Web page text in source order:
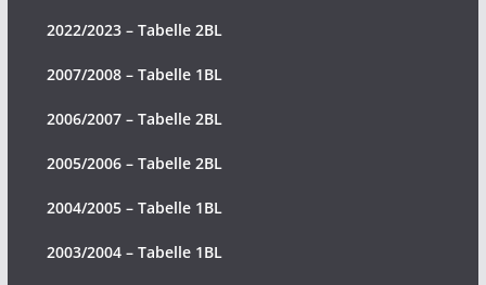
2022/2023 – Tabelle 2BL
2007/2008 – Tabelle 1BL
2006/2007 – Tabelle 2BL
2005/2006 – Tabelle 2BL
2004/2005 – Tabelle 1BL
2003/2004 – Tabelle 1BL